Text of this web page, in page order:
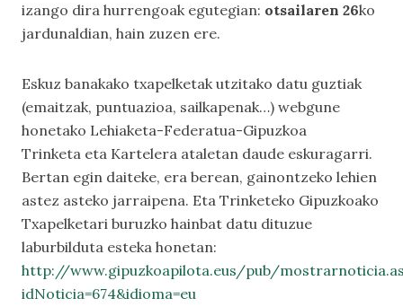
izango dira hurrengoak egutegian: otsailaren 26ko
jardunaldian, hain zuzen ere.
Eskuz banakako txapelketak utzitako datu guztiak
(emaitzak, puntuazioa, sailkapenak…) webgune
honetako Lehiaketa-Federatua-Gipuzkoa
Trinketa eta Kartelera ataletan daude eskuragarri.
Bertan egin daiteke, era berean, gainontzeko lehien
astez asteko jarraipena. Eta Trinketeko Gipuzkoako
Txapelketari buruzko hainbat datu dituzue
laburbilduta esteka honetan:
http://www.gipuzkoapilota.eus/pub/
idNoticia=674&idioma=eu